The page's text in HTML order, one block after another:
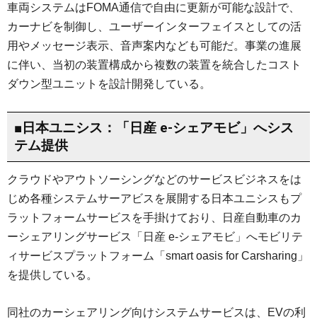
車両システムはFOMA通信で自由に更新が可能な設計で、
カーナビを制御し、ユーザーインターフェイスとしての活
用やメッセージ表示、音声案内なども可能だ。事業の進展
に伴い、当初の装置構成から複数の装置を統合したコスト
ダウン型ユニットを設計開発している。
■日本ユニシス：「日産 e-シェアモビ」へシス
テム提供
クラウドやアウトソーシングなどのサービスビジネスをは
じめ各種システムサーアビスを展開する日本ユニシスもプ
ラットフォームサービスを手掛けており、日産自動車のカ
ーシェアリングサービス「日産 e-シェアモビ」へモビリテ
ィサービスプラットフォーム「smart oasis for Carsharing」
を提供している。
同社のカーシェアリング向けシステムサービスは、EVの利